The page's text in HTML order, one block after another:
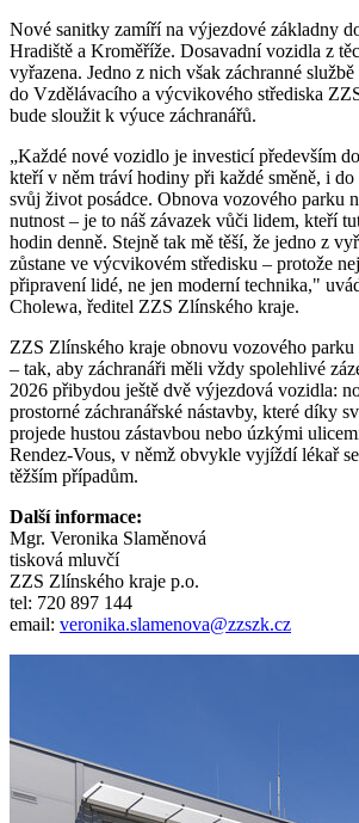
Nové sanitky zamíří na výjezdové základny
Hradiště a Kroměříže. Dosavadní vozidla z
vyřazena. Jedno z nich však záchranné
do Vzdělávacího a výcvikového střediska
bude sloužit k výuce záchranářů.
„Každé nové vozidlo je investicí především
kteří v něm tráví hodiny při každé směně, i
svůj život posádce. Obnova vozového parku
nutnost – je to náš závazek vůči lidem, kteří
hodin denně. Stejně tak mě těší, že jedno z
zůstane ve výcvikovém středisku – protože
připravení lidé, ne jen moderní technika,"
Cholewa, ředitel ZZS Zlínského kraje.
ZZS Zlínského kraje obnovu vozového parku
– tak, aby záchranáři měli vždy spolehlivé
2026 přibydou ještě dvě výjezdová vozidla:
prostorné záchranářské nástavby, které díky
projede hustou zástavbou nebo úzkými
Rendez-Vous, v němž obvykle vyjíždí lékař
těžším případům.
Další informace:
Mgr. Veronika Slaměnová
tisková mluvčí
ZZS Zlínského kraje p.o.
tel: 720 897 144
email: veronika.slamenova@zzszk.cz